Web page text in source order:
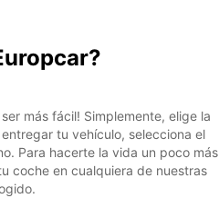
más fácil! Simplemente, elige la
tu vehículo, selecciona el
Para hacerte la vida un poco más
coche en cualquiera de nuestras